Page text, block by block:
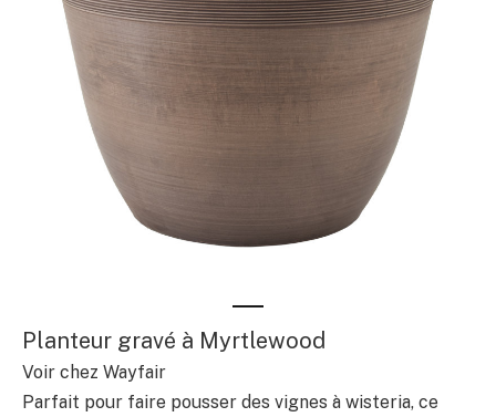
Planteur gravé à Myrtlewood
Voir chez Wayfair
Parfait pour faire pousser des vignes à wisteria, ce